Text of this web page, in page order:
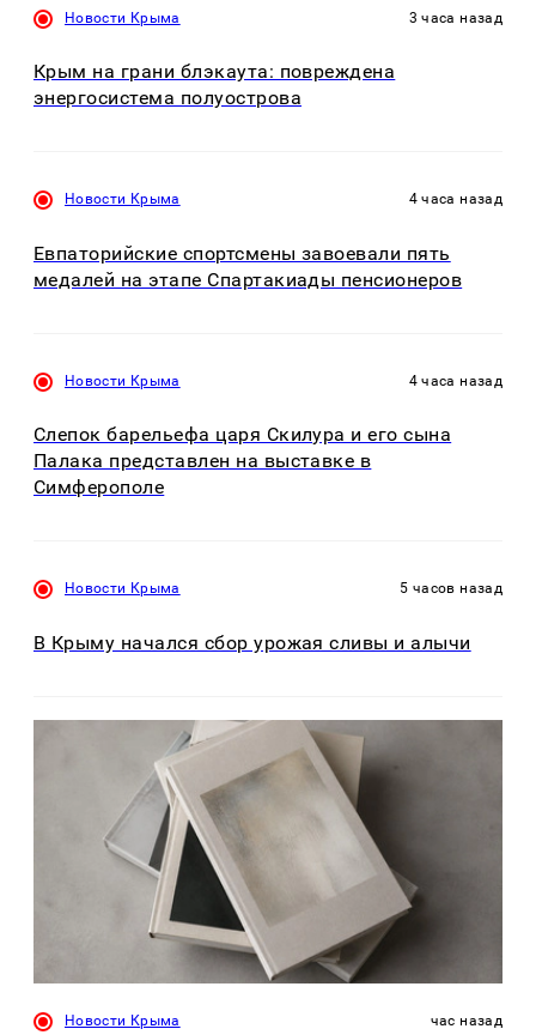
Новости Крыма 3 часа назад
Крым на грани блэкаута: повреждена
энергосистема полуострова
Новости Крыма 4 часа назад
Евпаторийские спортсмены завоевали пять
медалей на этапе Спартакиады пенсионеров
Новости Крыма 4 часа назад
Слепок барельефа царя Скилура и его сына
Палака представлен на выставке в
Симферополе
Новости Крыма 5 часов назад
В Крыму начался сбор урожая сливы и алычи
Новости Крыма час назад